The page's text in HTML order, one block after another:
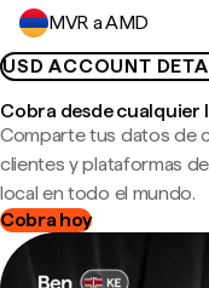
MVR a AMD
USD ACCOUNT
Cobra desde cualquier
Comparte tus datos de
clientes y plataformas
local en todo el mundo.
Cobra hoy